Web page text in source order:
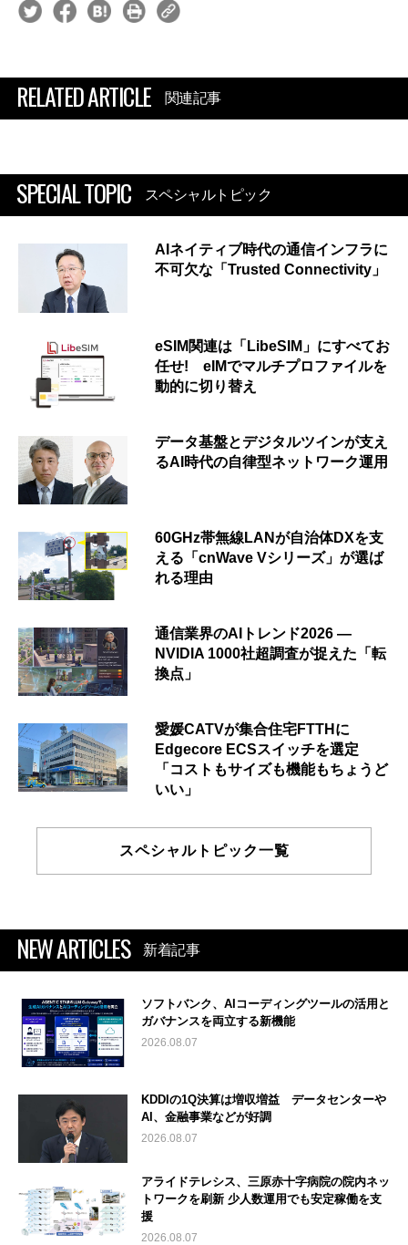
RELATED ARTICLE 関連記事
SPECIAL TOPIC スペシャルトピック
AIネイティブ時代の通信インフラに
不可欠な「Trusted Connectivity」
eSIM関連は「LibeSIM」にすべてお
任せ! eIMでマルチプロファイルを
動的に切り替え
データ基盤とデジタルツインが支え
るAI時代の自律型ネットワーク運用
60GHz帯無線LANが自治体DXを支
える「cnWave Vシリーズ」が選ば
れる理由
通信業界のAIトレンド2026 ―
NVIDIA 1000社超調査が捉えた「転
換点」
愛媛CATVが集合住宅FTTHに
Edgecore ECSスイッチを選定
「コストもサイズも機能もちょうど
いい」
スペシャルトピック一覧
NEW ARTICLES 新着記事
ソフトバンク、AIコーディングツールの活用と
ガバナンスを両立する新機能
2026.08.07
KDDIの1Q決算は増収増益 データセンターや
AI、金融事業などが好調
2026.08.07
アライドテレシス、三原赤十字病院の院内ネッ
トワークを刷新 少人数運用でも安定稼働を支
援
2026.08.07